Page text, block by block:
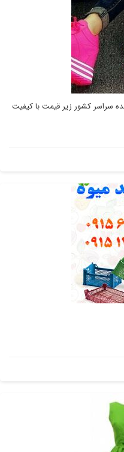
سراسر کشور زیر قیمت با کیفیت